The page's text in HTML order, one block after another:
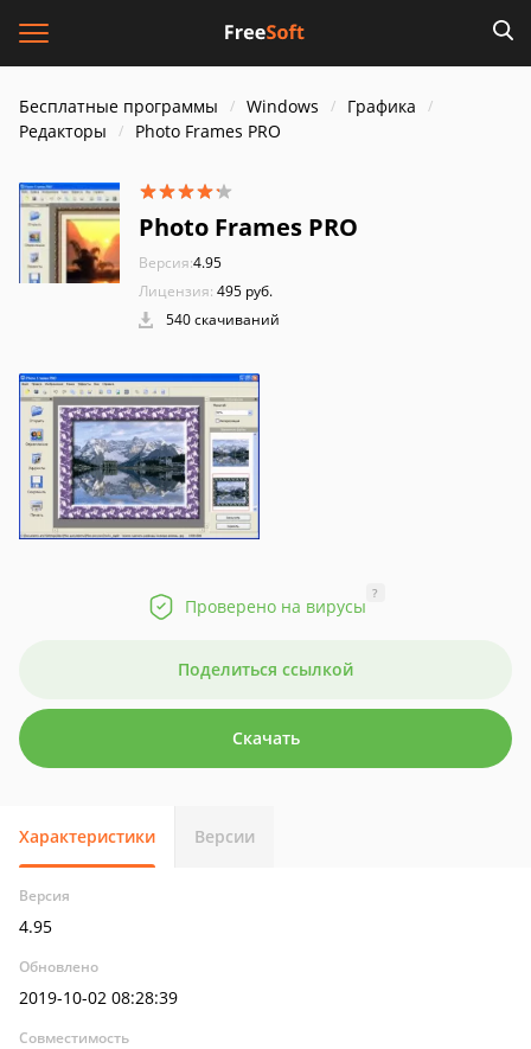
Бесплатные программы Windows
Графика
Редакторы
Photo Frames PRO
Photo Frames PRO
Версия:4.95
Лицензия: 495 руб.
540 скачиваний
Проверено на вирусы
?
Поделиться ссылкой
Скачать
Характеристики Версии
Версия
4.95
Обновлено
2019-10-02 08:28:39
Совместимость